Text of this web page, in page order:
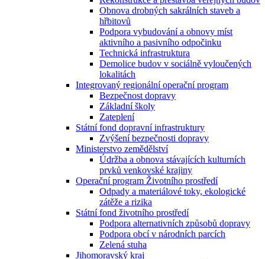
Obnova drobných sakrálních staveb a
hřbitovů
Podpora vybudování a obnovy míst
aktivního a pasivního odpočinku
Technická infrastruktura
Demolice budov v sociálně vyloučených
lokalitách
Integrovaný regionální operační program
Bezpečnost dopravy
Základní školy
Zateplení
Státní fond dopravní infrastruktury
Zvýšení bezpečnosti dopravy
Ministerstvo zemědělství
Údržba a obnova stávajících kulturních
prvků venkovské krajiny
Operační program Životního prostředí
Odpady a materiálové toky, ekologické
zátěže a rizika
Státní fond životního prostředí
Podpora alternativních způsobů dopravy
Podpora obcí v národních parcích
Zelená stuha
Jihomoravský kraj